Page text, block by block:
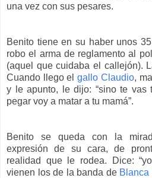
una vez con sus pesares.
Benito tiene en su haber unos
robo el arma de reglamento al
(aquel que cuidaba el callejón).
Cuando llego elgallo Claudio,
y le apunto, le dijo: “sino te
pegar voy a matar a tu mamá”.
Benito se queda con la
expresión de su cara, de
realidad que le rodea. Dice:
vienen los de la banda de Blanca